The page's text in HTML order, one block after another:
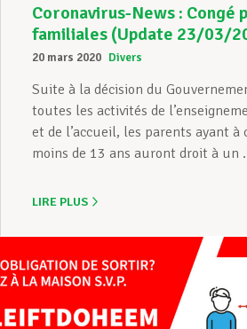
Coronavirus-News : Congé
familiales (Update 23/03/
20 mars 2020 Divers
Suite à la décision du
toutes les activités de
et de l’accueil, les parents ayant à
moins de 13 ans auront droit à un
LIRE PLUS